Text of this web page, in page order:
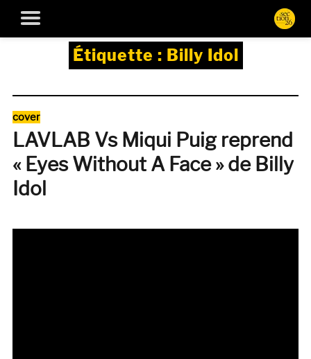
Étiquette : Billy Idol
Catégories
cover
LAVLAB Vs Miqui Puig reprend
« Eyes Without A Face » de Billy
Idol